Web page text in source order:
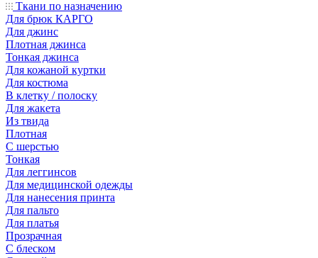
Ткани по назначению
Для брюк КАРГО
Для джинс
Плотная джинса
Тонкая джинса
Для кожаной куртки
Для костюма
В клетку / полоску
Для жакета
Из твида
Плотная
С шерстью
Тонкая
Для леггинсов
Для медицинской одежды
Для нанесения принта
Для пальто
Для платья
Прозрачная
С блеском